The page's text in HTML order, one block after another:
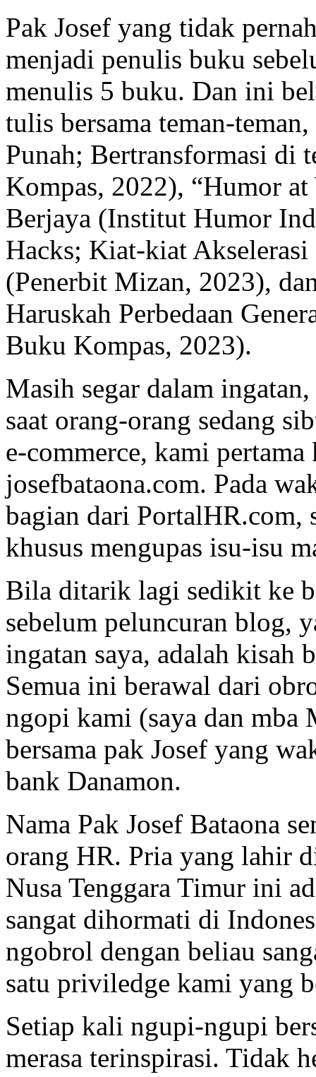
Pak Josef yang tidak
menjadi penulis buku
menulis 5 buku. Dan ini
tulis bersama teman-
Punah; Bertransformasi di
Kompas, 2022), “Humor
Berjaya (Institut Humor
Hacks; Kiat-kiat Akselerasi
(Penerbit Mizan, 2023),
Haruskah Perbedaan
Buku Kompas, 2023).
Masih segar dalam
saat orang-orang sedang
e-commerce, kami
josefbataona.com. Pada
bagian dari PortalHR.com,
khusus mengupas isu-isu
Bila ditarik lagi sedikit ke
sebelum peluncuran blog,
ingatan saya, adalah kisah
Semua ini berawal dari
ngopi kami (saya dan
bersama pak Josef yang
bank Danamon.
Nama Pak Josef Bataona
orang HR. Pria yang lahir
Nusa Tenggara Timur ini
sangat dihormati di
ngobrol dengan beliau
satu priviledge kami yang
Setiap kali ngupi-ngupi
merasa terinspirasi. Tidak